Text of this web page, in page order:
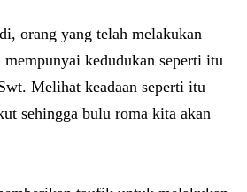
orang yang telah melakukan
mempunyai kedudukan seperti itu
Melihat keadaan seperti itu
sehingga bulu roma kita akan